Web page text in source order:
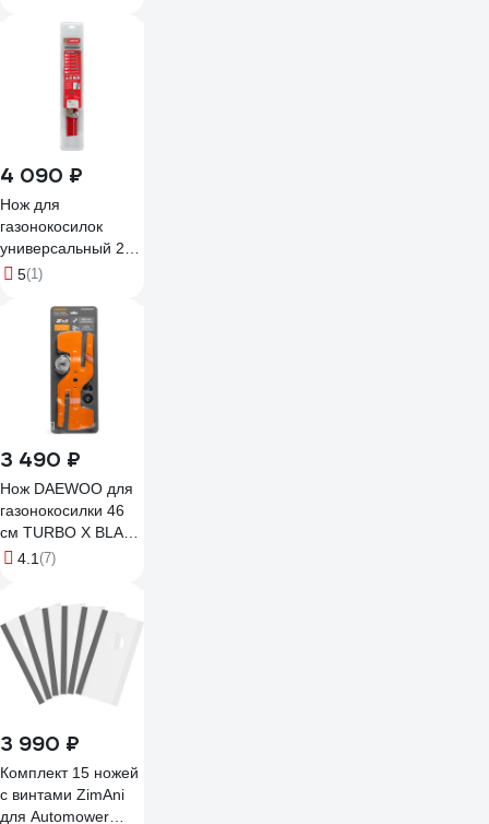
TBXE, TBXM, TH,
TK 66110594R
4 090 ₽
Нож для
газонокосилок
универсальный 20
Professional Quality
5(1)
3 490 ₽
Нож DAEWOO для
газонокосилки 46
см TURBO X BLADE
DLM 465
4.1 (7)
3 990 ₽
Комплект 15 ножей
с винтами ZimAni
для Automower